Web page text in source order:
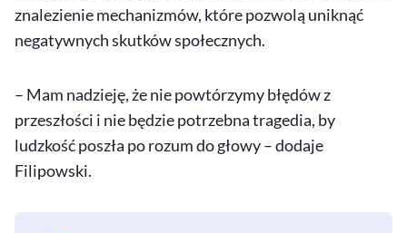
znalezienie mechanizmów, które pozwolą uniknąć
negatywnych skutków społecznych.
– Mam nadzieję, że nie powtórzymy błędów z
przeszłości i nie będzie potrzebna tragedia, by
ludzkość poszła po rozum do głowy – dodaje
Filipowski.